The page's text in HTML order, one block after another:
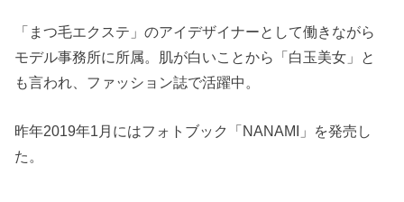
「まつ毛エクステ」のアイデザイナーとして働きながら
モデル事務所に所属。肌が白いことから「白玉美女」と
も言われ、ファッション誌で活躍中。
昨年2019年1月にはフォトブック「NANAMI」を発売し
た。